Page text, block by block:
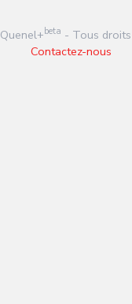
Quenel+beta - Tous
Contactez-nous